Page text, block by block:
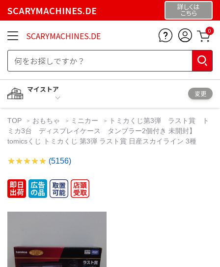
SCARYMACHINES.DE 詳しくは
こちら
SCARYMACHINES.DE 0
マイストア
変更
TOP おもちゃ ミニカー
トミカくじ第3弾 ラスト賞 ト
ミカ3台 ディスプレイケース タンブラー2個付き 未開封】
tomicsくじ トミカくじ 第3弾 ラスト賞 日産スカイライン 3種
(5156)